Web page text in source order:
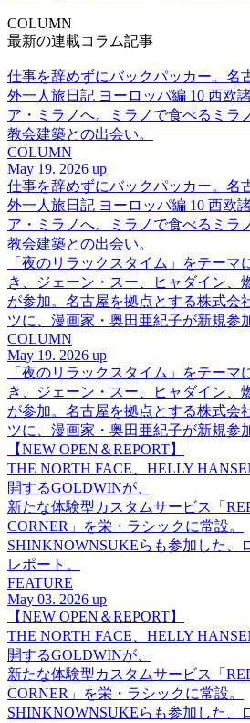
COLUMN
最新の連載コラム記事
仕事を辞めずにバックパッカー。名
外一人旅日記 ヨーロッパ編 10 西欧
ア・ミラノへ。ミラノで食べるミラ
教会建築との出会い。
COLUMN
May 19. 2026 up
仕事を辞めずにバックパッカー。名
外一人旅日記 ヨーロッパ編 10 西欧
ア・ミラノへ。ミラノで食べるミラ
教会建築との出会い。
「夜のリラックスタイム」をテーマ
き、ジェーン・スー、ヒャダイン、
が参加。名古屋を拠点とする株式会
ツに、漫画家・奥田亜紀子が新規参
COLUMN
May 19. 2026 up
「夜のリラックスタイム」をテーマ
き、ジェーン・スー、ヒャダイン、
が参加。名古屋を拠点とする株式会
ツに、漫画家・奥田亜紀子が新規参
【NEW OPEN＆REPORT】
THE NORTH FACE、HELLY
開するGOLDWINが、
新たな体験型カスタムサービス「
CORNER」を栄・ラシックに常設。
SHINKNOWNSUKEらも参加した、
レポート。
FEATURE
May 03. 2026 up
【NEW OPEN＆REPORT】
THE NORTH FACE、HELLY
開するGOLDWINが、
新たな体験型カスタムサービス「
CORNER」を栄・ラシックに常設。
SHINKNOWNSUKEらも参加した、